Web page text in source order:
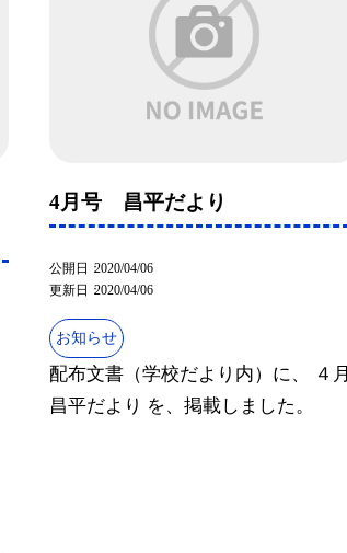
4月号 昌平だより
公開日 2020/04/06
更新日 2020/04/06
お知らせ
配布文書（学校だより内）に、 ４月
昌平だより を、掲載しました。